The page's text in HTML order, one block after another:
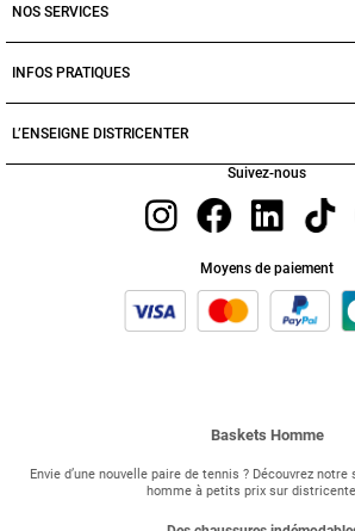
Baskets Homme
Envie d’une nouvelle paire de tennis ? Découvrez
homme à petits prix sur
NOS SERVICES
INFOS PRATIQUES
L’ENSEIGNE DISTRICENTER
Suivez-nous
Moyens de paiement